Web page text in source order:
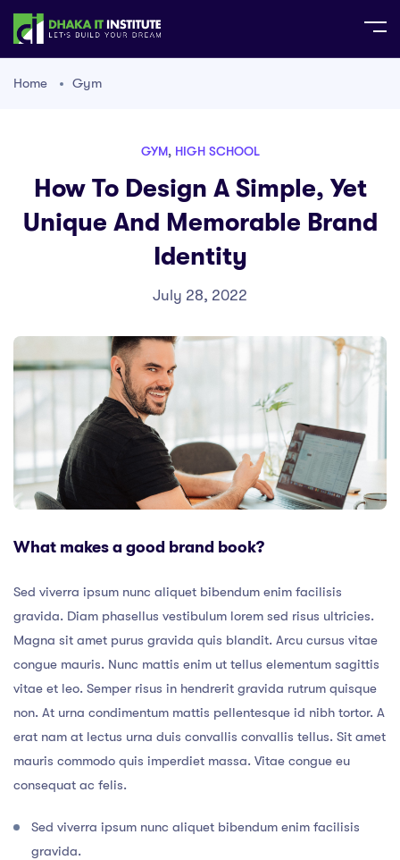
Home Gym
GYM, HIGH SCHOOL
How To Design A Simple, Yet
Unique And Memorable Brand
Identity
July 28, 2022
What makes a good brand book?
Sed viverra ipsum nunc aliquet bibendum enim facilisis
gravida. Diam phasellus vestibulum lorem sed risus ultricies.
Magna sit amet purus gravida quis blandit. Arcu cursus vitae
congue mauris. Nunc mattis enim ut tellus elementum sagittis
vitae et leo. Semper risus in hendrerit gravida rutrum quisque
non. At urna condimentum mattis pellentesque id nibh tortor. A
erat nam at lectus urna duis convallis convallis tellus. Sit amet
mauris commodo quis imperdiet massa. Vitae congue eu
consequat ac felis.
Sed viverra ipsum nunc aliquet bibendum enim facilisis
gravida.